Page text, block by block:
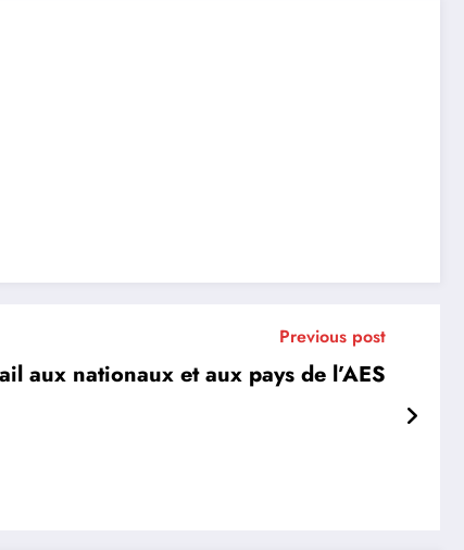
Previous post
aux nationaux et aux pays de l’AES